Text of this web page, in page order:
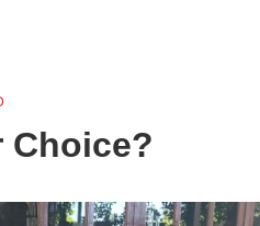
Choice?